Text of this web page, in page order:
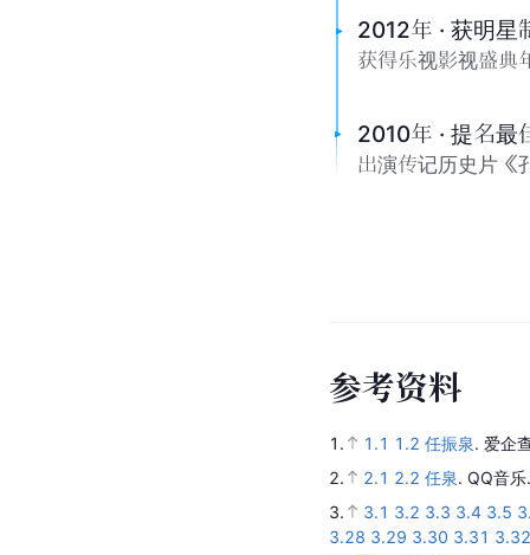
2012年 · 获明星
获得乐视影视盛典
2010年 · 提名最
出演传记历史片《
参考资料
1. 1.1 1.2 任振泉. 爱企
2.
2.1 2.2 任泉. QQ音
3.
3.1 3.2 3.3 3.4 3.5
3.28 3.29 3.30 3.31 3.32